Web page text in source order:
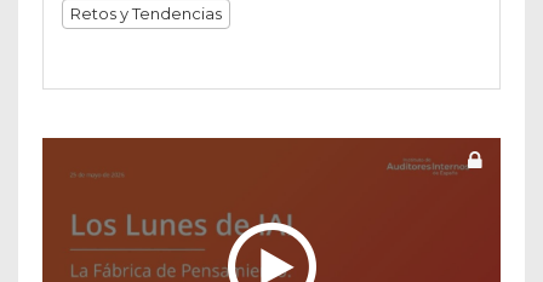
Retos y Tendencias